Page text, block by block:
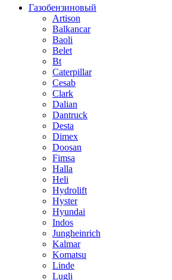
Газобензиновый
Artison
Balkancar
Baoli
Belet
Bt
Caterpillar
Cesab
Clark
Dalian
Dantruck
Desta
Dimex
Doosan
Fimsa
Halla
Heli
Hydrolift
Hyster
Hyundai
Indos
Jungheinrich
Kalmar
Komatsu
Linde
Lugli